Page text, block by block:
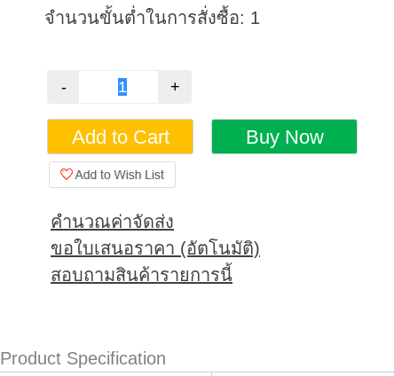
จำนวนขั้นต่ำในการสั่งซื้อ: 1
คำนวณค่าจัดส่ง
ขอใบเสนอราคา (อัตโนมัติ)
สอบถามสินค้ารายการนี้
Product Specification